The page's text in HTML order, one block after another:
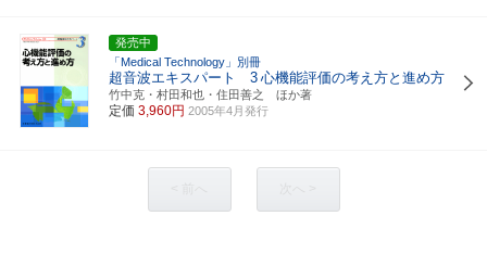
発売中
「Medical Technology」別冊
超音波エキスパート 3 心機能評価の考え方と進め方
竹中克・村田和也・住田善之 ほか著
定価 3,960円 2005年4月発行